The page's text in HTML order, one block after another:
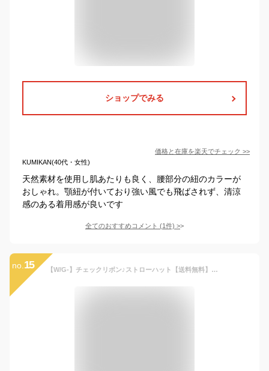
ショップでみる
価格と在庫を楽天でチェック >>
KUMIKAN(40代・女性)
天然素材を使用し肌あたりも良く、腰部分の紐のカラーが
おしゃれ。顎紐が付いており強い風でも飛ばされず、清涼
感のある着用感が良いです
全てのおすすめコメント (1件) >
no. 15 【W/G-】チェックリボン♪ストローハット【送料無料】帽子 キッズ 子供